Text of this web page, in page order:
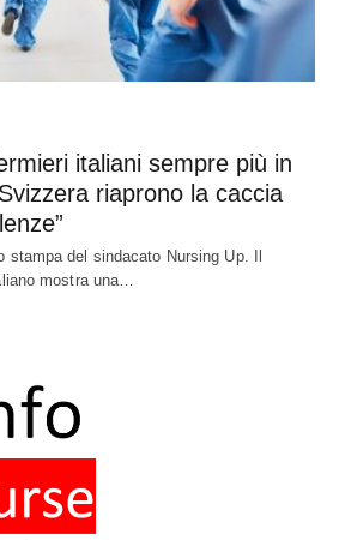
italiani sempre più in
riaprono la caccia
stampa del sindacato Nursing Up. Il
mostra una…